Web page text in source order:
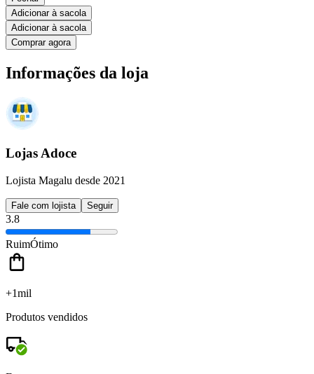
Adicionar à sacola
Adicionar à sacola
Comprar agora
Informações da loja
Lojas Adoce
Lojista Magalu desde 2021
Fale com lojista Seguir
3.8
RuimÓtimo
+1mil
Produtos vendidos